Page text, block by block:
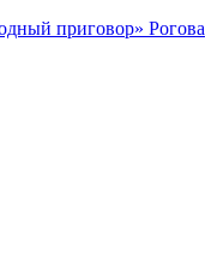
приговор» Рогова